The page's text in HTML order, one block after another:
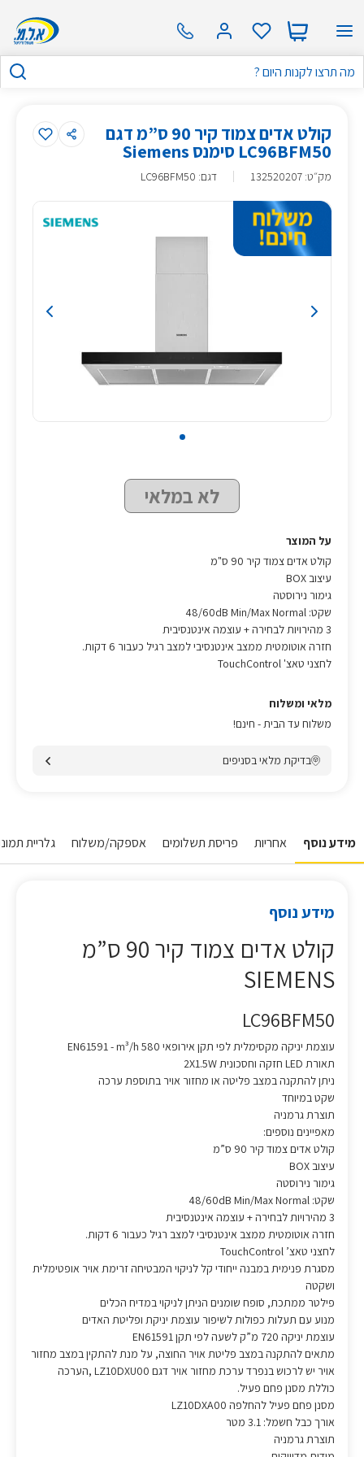
קולט אדים צמוד קיר 90 ס”מ דגם
LC96BFM50 סימנס Siemens
מק״ט:
132520207 דגם: LC96BFM50
לא במלאי
על המוצר
קולט אדים צמוד קיר 90 ס"מ
עיצוב BOX
גימור נירוסטה
שקט: 48/60dB Min/Max Normal
3 מהירויות לבחירה + עוצמה אינטנסיבית
חזרה אוטומטית ממצב אינטנסיבי למצב רגיל כעבור 6 דקות.
לחצני טאצ' TouchControl
מלאי ומשלוח
משלוח עד הבית - חינם!
בדיקת מלאי בסניפים
מידע נוסף אחריות פריסת תשלומים אספקה/משלוח גלריית
מידע נוסף
קולט אדים צמוד קיר 90 ס”מ
SIEMENS
LC96BFM50
עוצמת יניקה מקסימלית לפי תקן אירופאי EN61591 - m³/h 580
תאורת LED חזקה וחסכונית 2X1.5W
ניתן להתקנה במצב פליטה או מחזור אויר בתוספת ערכה
שקט במיוחד
תוצרת גרמניה
מאפיינים נוספים:
קולט אדים צמוד קיר 90 ס”מ
עיצוב BOX
גימור נירוסטה
שקט: 48/60dB Min/Max Normal
3 מהירויות לבחירה + עוצמה אינטנסיבית
חזרה אוטומטית ממצב אינטנסיבי למצב רגיל כעבור 6 דקות.
לחצני טאצ’ TouchControl
מסגרת פנימית במבנה ייחודי קל לניקוי המבטיחה זרימת אויר אופטימלית
ושקטה
פילטר ממתכת, סופח שומנים הניתן לניקוי במדיח הכלים
מנוע עם תעלות כפולות לשיפור עוצמת יניקת ופליטת האדים
עוצמת יניקה 720 מ”ק לשעה לפי תקן EN61591
מתאים להתקנה במצב פליטת אויר החוצה, על מנת להתקין במצב מחזור
אויר יש לרכוש בנפרד ערכת מחזור אויר דגם LZ10DXU00 ,הערכה
כוללת מסנן פחם פעיל.
מסנן פחם פעיל להחלפה LZ10DXA00
אורך כבל חשמל: 3.1 מטר
תוצרת גרמניה